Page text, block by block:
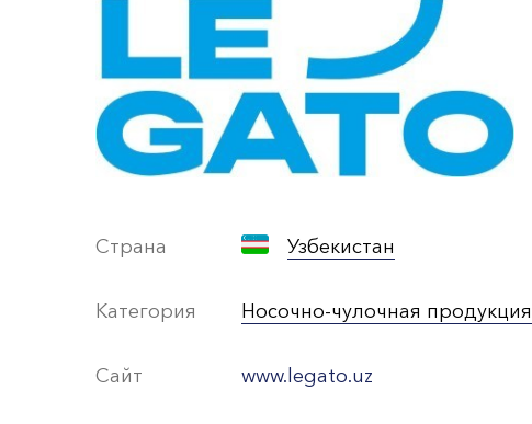
Страна Узбекистан
Категория Носочно-чулочная продукция
Сайт www.legato.uz